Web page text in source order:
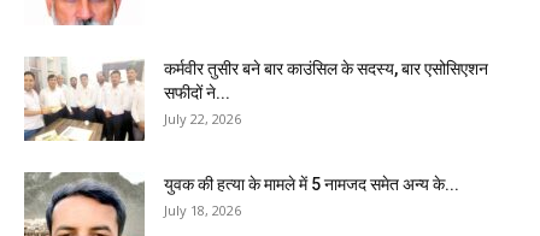
कर्मवीर तुसीर बने बार काउंसिल के सदस्य, बार एसोसिएशन
सफीदों ने...
July 22, 2026
युवक की हत्या के मामले में 5 नामजद समेत अन्य के...
July 18, 2026